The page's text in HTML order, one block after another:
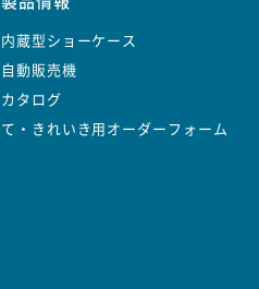
内蔵型ショーケース
自動販売機
カタログ
て・きれいき用オーダーフォーム